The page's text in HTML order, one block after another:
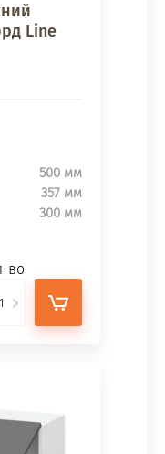
Line
500 мм
357 мм
300 мм
во